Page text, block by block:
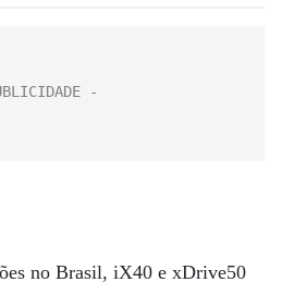
no Brasil, iX40 e xDrive50